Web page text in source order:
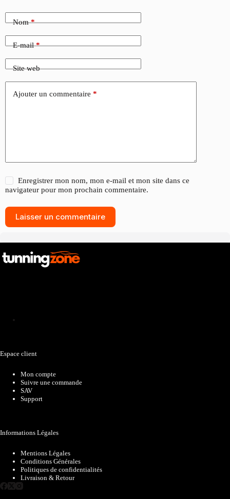
Nom*
E-mail*
Site web
Ajouter un commentaire *
Enregistrer mon nom, mon e-mail et mon site dans ce
navigateur pour mon prochain commentaire.
Laisser un commentaire
Espace client
Mon compte
Suivre une commande
SAV
Support
Informations Légales
Mentions Légales
Conditions Générales
Politiques de confidentialités
Livraison & Retour